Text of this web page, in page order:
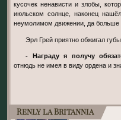
кусочек ненависти и злобы,
июльском солнце, наконец
неумолимом движении, да больше
Эрл Грей приятно обжигал
- Награду я получу
отнюдь не имея в виду ордена и
Renly la Britannia